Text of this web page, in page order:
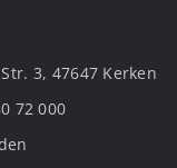
3, 47647 Kerken
72 000